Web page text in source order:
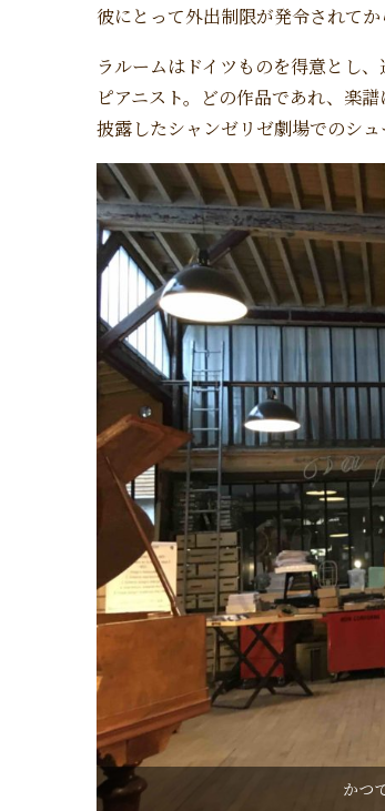
彼にとって外出制限が発令されてか
ラルームはドイツものを得意とし
ピアニスト。どの作品であれ、楽
披露したシャンゼリゼ劇場でのシ
かつ